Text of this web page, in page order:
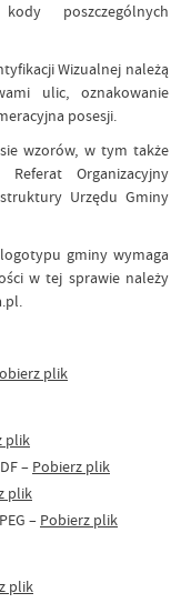
poszczególnych
Wizualnej należą
ulic, oznakowanie
posesji.
wzorów, w tym także
Organizacyjny
Urzędu Gminy
gminy wymaga
w tej sprawie należy
plik
plik
– Pobierz plik
plik
– Pobierz plik
plik